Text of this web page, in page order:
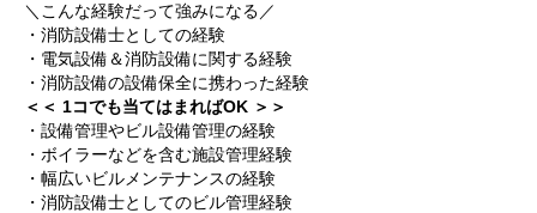
＼こんな経験だって強みになる／
・消防設備士としての経験
・電気設備＆消防設備に関する経験
・消防設備の設備保全に携わった経験
＜＜ 1コでも当てはまればOK ＞＞
・設備管理やビル設備管理の経験
・ボイラーなどを含む施設管理経験
・幅広いビルメンテナンスの経験
・消防設備士としてのビル管理経験